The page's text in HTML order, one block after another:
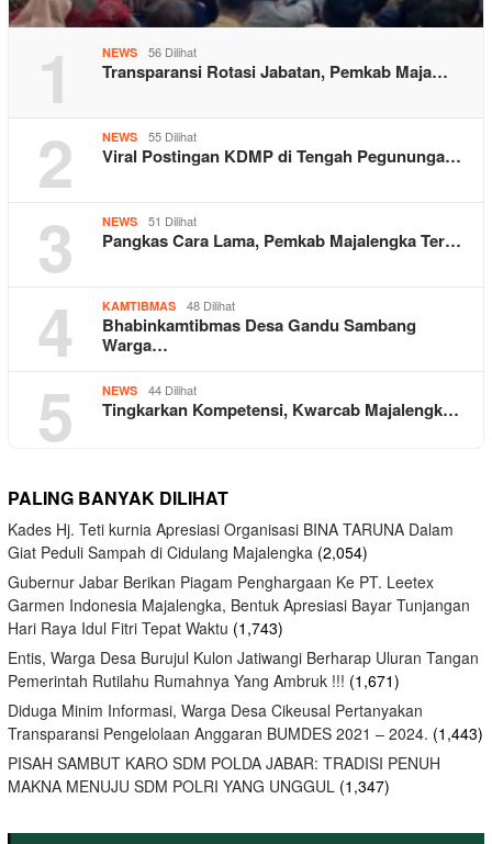
1 NEWS 56 Dilihat
Transparansi Rotasi Jabatan, Pemkab Maja…
2 NEWS 55 Dilihat
Viral Postingan KDMP di Tengah Pegununga…
3 NEWS 51 Dilihat
Pangkas Cara Lama, Pemkab Majalengka Ter…
4 KAMTIBMAS 48 Dilihat
Bhabinkamtibmas Desa Gandu Sambang
Warga…
5 NEWS 44 Dilihat
Tingkarkan Kompetensi, Kwarcab Majalengk…
PALING BANYAK DILIHAT
Kades Hj. Teti kurnia Apresiasi Organisasi BINA TARUNA Dalam
Giat Peduli Sampah di Cidulang Majalengka (2,054)
Gubernur Jabar Berikan Piagam Penghargaan Ke PT. Leetex
Garmen Indonesia Majalengka, Bentuk Apresiasi Bayar Tunjangan
Hari Raya Idul Fitri Tepat Waktu (1,743)
Entis, Warga Desa Burujul Kulon Jatiwangi Berharap Uluran Tangan
Pemerintah Rutilahu Rumahnya Yang Ambruk !!! (1,671)
Diduga Minim Informasi, Warga Desa Cikeusal Pertanyakan
Transparansi Pengelolaan Anggaran BUMDES 2021 – 2024. (1,443)
PISAH SAMBUT KARO SDM POLDA JABAR: TRADISI PENUH
MAKNA MENUJU SDM POLRI YANG UNGGUL (1,347)